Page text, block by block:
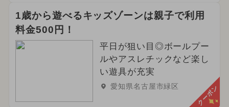
1歳から遊べるキッズゾーンは親子で利用
料金500円！
平日が狙い目◎ボールプー
ルやアスレチックなど楽し
い遊具が充実
愛知県名古屋市緑区 クーポン